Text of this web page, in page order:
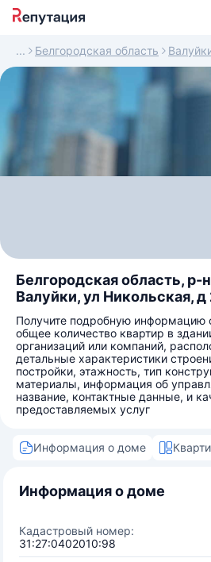
Белгородская область
Белгородская область, р-
Валуйки, ул Никольская, д
Получите подробную информацию
общее количество квартир в
организаций или компаний,
детальные характеристики
постройки, этажность, тип
материалы, информация об
название, контактные данные, и
предоставляемых услуг
Информация о доме
Информация о доме
Кадастровый номер:
31:27:0402010:98